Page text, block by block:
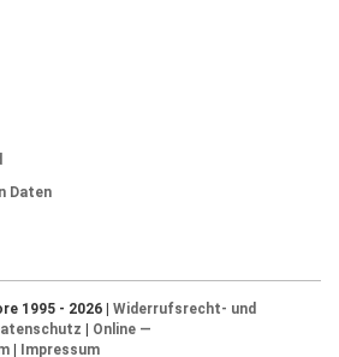
Daten
1995 - 2026 | Widerrufsrecht- und
| Online —
| Impressum